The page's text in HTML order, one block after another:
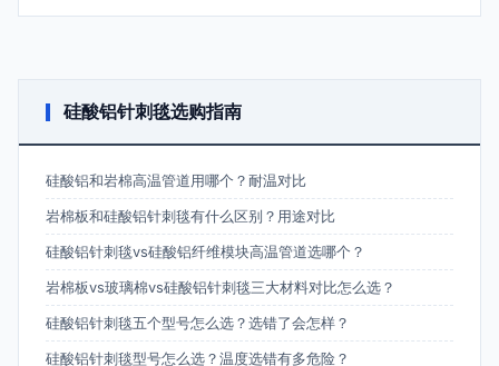
硅酸铝针刺毯选购指南
硅酸铝和岩棉高温管道用哪个？耐温对比
岩棉板和硅酸铝针刺毯有什么区别？用途对比
硅酸铝针刺毯vs硅酸铝纤维模块高温管道选哪个？
岩棉板vs玻璃棉vs硅酸铝针刺毯三大材料对比怎么选？
硅酸铝针刺毯五个型号怎么选？选错了会怎样？
硅酸铝针刺毯型号怎么选？温度选错有多危险？